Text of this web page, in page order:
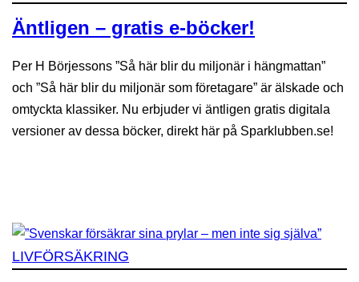
Äntligen – gratis e-böcker!
Per H Börjessons ”Så här blir du miljonär i hängmattan”
och ”Så här blir du miljonär som företagare” är älskade och
omtyckta klassiker. Nu erbjuder vi äntligen gratis digitala
versioner av dessa böcker, direkt här på Sparklubben.se!
LIVFÖRSÄKRING